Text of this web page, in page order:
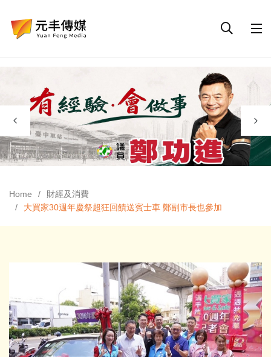
Home
財經及消費
大買家30週年慶祭超狂回饋送賓士車 鄭副市長也參加